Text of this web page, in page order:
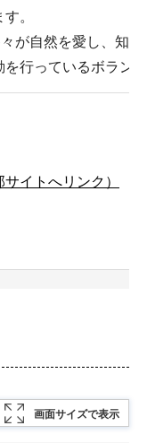
。
が自然を愛し、知
を行っているボラン
イトへリンク）
画面サイズで表示